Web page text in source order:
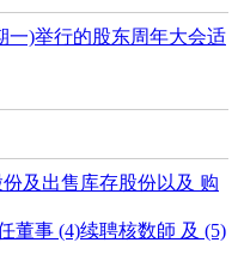
一)举行的股东周年大会适
及出售库存股份以及 购
董事 (4)续聘核数師 及 (5)